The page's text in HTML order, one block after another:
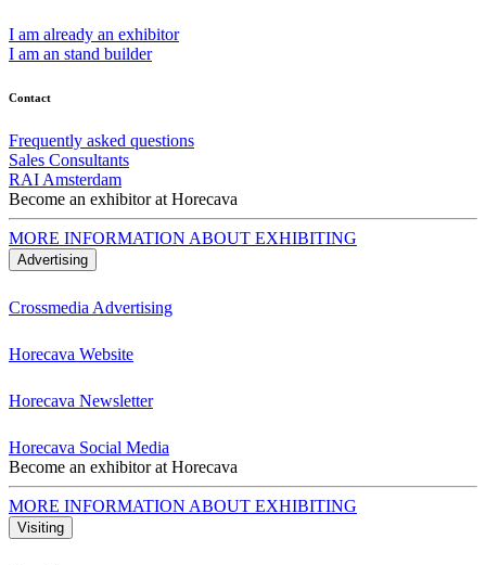
I am already an exhibitor
I am an stand builder
Contact
Frequently asked questions
Sales Consultants
RAI Amsterdam
Become an exhibitor at Horecava
MORE INFORMATION ABOUT EXHIBITING
Advertising
Crossmedia Advertising
Horecava Website
Horecava Newsletter
Horecava Social Media
Become an exhibitor at Horecava
MORE INFORMATION ABOUT EXHIBITING
Visiting